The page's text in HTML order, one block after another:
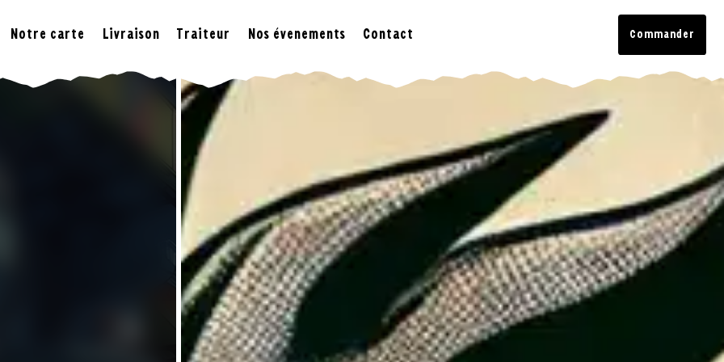
Notre carte Livraison Traiteur Nos évenements Contact Commander